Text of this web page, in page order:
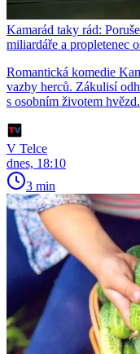
Kamarád taky rád:
miliardáře a propletenec
Romantická komedie
vazby herců. Zákulisí
s osobním životem hvězd.
V Telce
dnes, 18:10
3 min